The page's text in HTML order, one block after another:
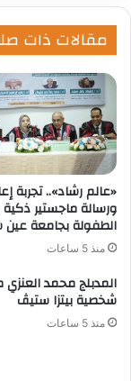
مقالات ذات
«عالم رشاد».. تجربة
ورسالة ماجستير
الطفولة بجامعة
منذ 5 ساعات
المدبلج محمد العنزي
شخصية بيتزا ستيڤ
منذ 5 ساعات